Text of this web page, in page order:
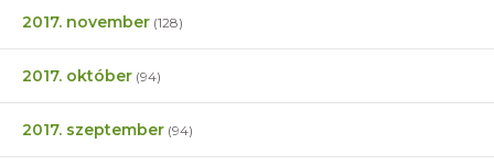
2017. november (128)
2017. október (94)
2017. szeptember (94)